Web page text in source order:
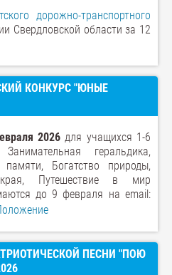
дорожно-транспортного
Свердловской области за 12
КОНКУРС "ЮНЫЕ
2026 для учащихся 1-6
геральдика,
памяти, Богатство природы,
края, Путешествие в мир
до 9 февраля на email:
ПЕСНИ "ПОЮ